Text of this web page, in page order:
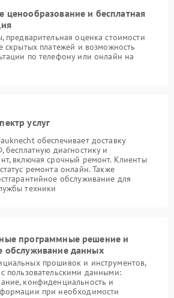
ценообразование и бесплатная
предварительная оценка стоимости
скрытых платежей и возможность
по телефону или онлайн на
услуг
обеспечивает доставку
бесплатную диагностику и
включая срочный ремонт. Клиенты
ремонта онлайн. Также
обслуживание для
техники
программные решение и
обслуживание данных
прошивок и инструментов,
пользовательскими данными:
конфиденциальность и
при необходимости